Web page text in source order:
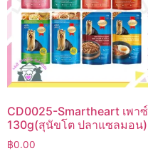
CD0025-Smartheart เพาซ์
130g(สุนัขโต ปลาแซลมอน)
฿0.00